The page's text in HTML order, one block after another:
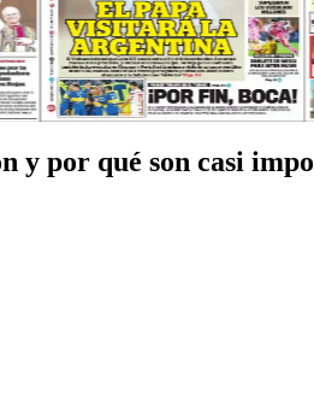
y por qué son casi